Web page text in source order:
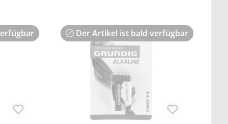
Der Artikel ist bald verfügbar